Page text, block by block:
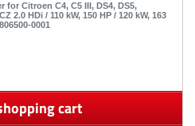
Citroen C4, C5 III, DS4, DS5,
2.0 HDi / 110 kW, 150 HP / 120 kW, 163
0001
cart